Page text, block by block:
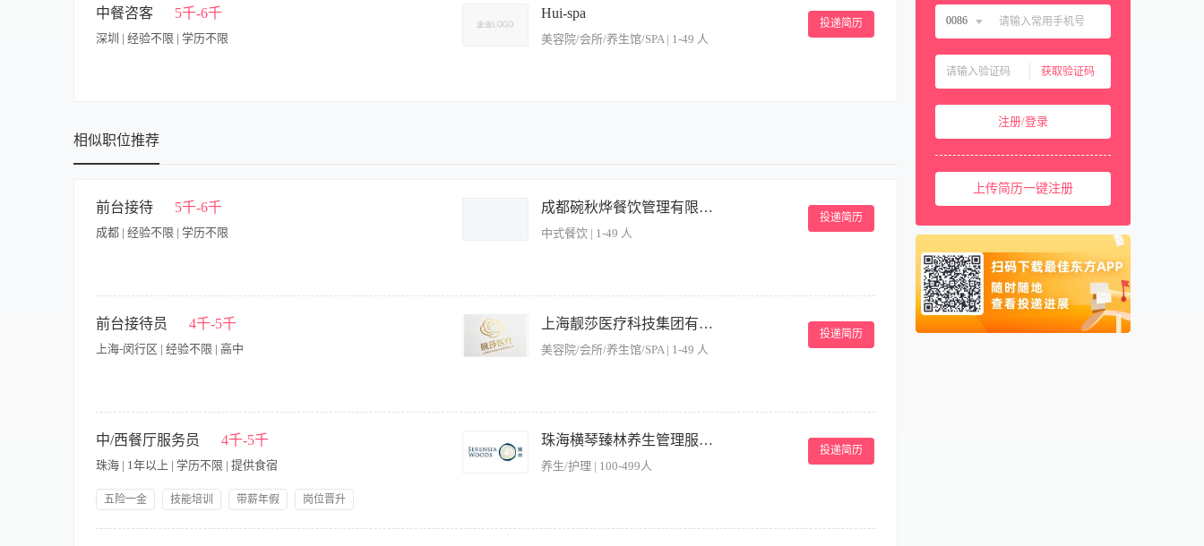
中技
高中
近五天
近一周
中餐咨客 5千-6千
深圳 | 经验不限 | 学历不限
Hui-spa
美容院/会所/养生馆/SPA | 1-49 人
投递简历
活动。 5、对于宾客的要求、不满和需要及时做出回应及时向领班或部门经理汇报。
相似职位推荐
前台接待 5千-6千
成都 | 经验不限 | 学历不限
成都碗秋烨餐饮管理有限公司
中式餐饮 | 1-49 人
投递简历
客情，尤其要记住即将来店的贵宾、常客的姓名，了解酒店的所有活动。 4、熟悉酒店有关客房销售的各项政策，向来店宾客推销客房，努力争取最好的经济效益。
5、熟练总台各项专业业务和技能，搞好对客服务。 6、熟练掌握店内外信息，提供准确的问讯服务。 7、负责为下榻酒店的宾客办理入住登记手续。 8、负责客房钥
匙的管理和发放工作并严格遵守验证制度。 9、制作有关报表，为其它部门提供准确的接待信息。 【岗位要求】 1、XX以上文化程度，懂得英语。 2、性格开朗、头
前台接待员 4千-5千
上海-闵行区 | 经验不限 | 高中
上海靓莎医疗科技集团有限公司
美容院/会所/养生馆/SPA | 1-49 人
投递简历
公司快递、信件及文件，做好登记与分发工作； 4、维护前台区域的整洁与秩序，确保良好的企业形象； 5、协助行政事务，包括办公用品管理、会议室预约等基础支
持工作； 6、完成上级交办的其他临时性任务。 【岗位要求】 1、形象气质佳，普通话标准，具备良好的沟通能力与服务意识； 2、工作细致耐心，责任心强，能够妥
善处理日常接待事务； 3、具备基础的办公软件操作能力（如Word、Excel等）； 4、能适应晚班制度（如有需要），具备团队协作精神； 5、无经验者可接受培训，
有相关前台或客服经验者优先。
中/西餐厅服务员 4千-5千
珠海 | 1年以上 | 学历不限 | 提供食宿
五险一金 技能培训 带薪年假
岗位晋升
珠海横琴臻林养生管理服务有限公司
养生/护理 | 100-499人
投递简历
0086
获取验证码
注册/登录
上传简历一键注册
中国大陆 0086
中国澳门 00853
西班牙
泰国 0066
柬埔寨 00855
00971